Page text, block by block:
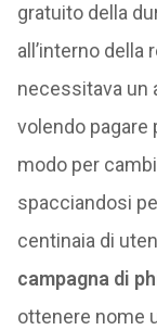
gratuito della
all’interno della
necessitava un
volendo pagare
modo per
spacciandosi
centinaia di
campagna di
ottenere nome